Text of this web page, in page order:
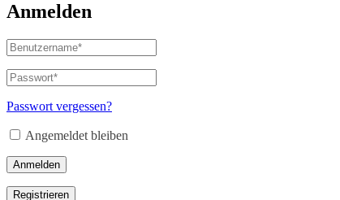
Anmelden
Benutzername
oder
E-
Mail-
Adresse*
Passwort*
Erforderlich
Passwort vergessen?
Angemeldet bleiben
Anmelden
Registrieren